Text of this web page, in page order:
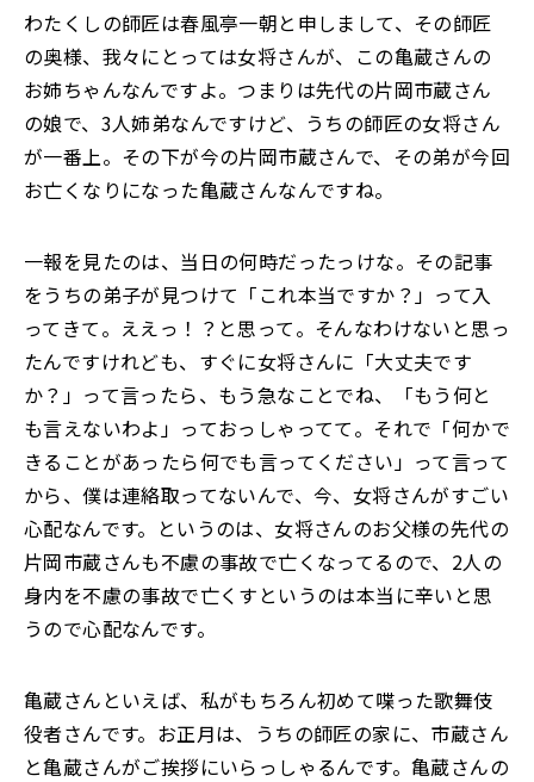
わたくしの師匠は春風亭一朝と申しまして、その師匠
の奥様、我々にとっては女将さんが、この亀蔵さんの
お姉ちゃんなんですよ。つまりは先代の片岡市蔵さん
の娘で、3人姉弟なんですけど、うちの師匠の女将さん
が一番上。その下が今の片岡市蔵さんで、その弟が今回
お亡くなりになった亀蔵さんなんですね。
一報を見たのは、当日の何時だったっけな。その記事
をうちの弟子が見つけて「これ本当ですか？」って入
ってきて。ええっ！？と思って。そんなわけないと思っ
たんですけれども、すぐに女将さんに「大丈夫です
か？」って言ったら、もう急なことでね、「もう何と
も言えないわよ」っておっしゃってて。それで「何かで
きることがあったら何でも言ってください」って言って
から、僕は連絡取ってないんで、今、女将さんがすごい
心配なんです。というのは、女将さんのお父様の先代の
片岡市蔵さんも不慮の事故で亡くなってるので、2人の
身内を不慮の事故で亡くすというのは本当に辛いと思
うので心配なんです。
亀蔵さんといえば、私がもちろん初めて喋った歌舞伎
役者さんです。お正月は、うちの師匠の家に、市蔵さん
と亀蔵さんがご挨拶にいらっしゃるんです。亀蔵さんの